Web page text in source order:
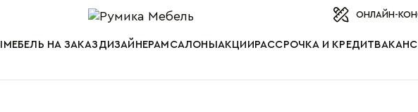
Мебель от производителяОНЛАЙН-
МЕБЕЛЬ НА ЗАКАЗ ДИЗАЙНЕРАМ САЛОНЫ АКЦИИ РАССРОЧКА И КРЕДИТ